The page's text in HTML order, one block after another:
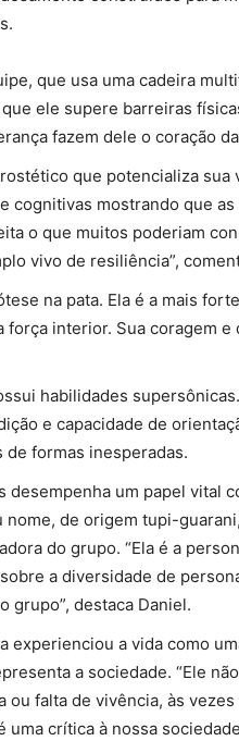
que usa uma cadeira
ele supere barreiras
fazem dele o coração
que potencializa sua
cognitivas mostrando que
o que muitos poderiam
vivo de resiliência”,
na pata. Ela é a mais
interior. Sua coragem e
habilidades
e capacidade de
formas inesperadas.
desempenha um papel vital
de origem tupi-
do grupo. “Ela é a
a diversidade de
grupo”, destaca Daniel.
experienciou a vida como
a sociedade. “Ele
falta de vivência, às
uma crítica à nossa